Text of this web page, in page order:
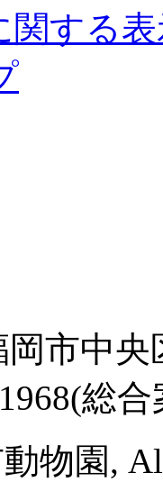
関する
市中央
総
物園,